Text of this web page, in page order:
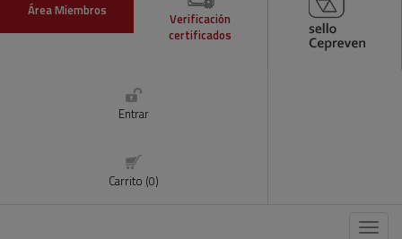
Área Miembros
Verificación
certificados
Entrar
Carrito (0)
Menú